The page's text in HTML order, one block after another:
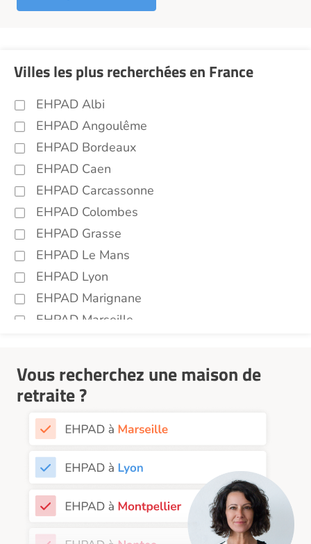
Villes les plus recherchées en France
EHPAD Albi
EHPAD Angoulême
EHPAD Bordeaux
EHPAD Caen
EHPAD Carcassonne
EHPAD Colombes
EHPAD Grasse
EHPAD Le Mans
EHPAD Lyon
EHPAD Marignane
EHPAD Marseille
EHPAD Nice
EHPAD Paris
EHPAD Royan
EHPAD Toulouse
EHPAD Tours
EHPAD Troyes
Recherche par ville
Vous recherchez une maison de
retraite ?